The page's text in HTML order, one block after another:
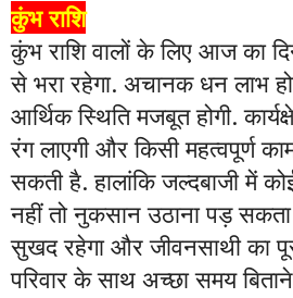
कुंभ राशि
कुंभ राशि वालों के लिए आज का
से भरा रहेगा. अचानक धन लाभ
आर्थिक स्थिति मजबूत होगी.
रंग लाएगी और किसी महत्वपूर्ण
सकती है. हालांकि जल्दबाजी में
नहीं तो नुकसान उठाना पड़
सुखद रहेगा और जीवनसाथी का
परिवार के साथ अच्छा समय